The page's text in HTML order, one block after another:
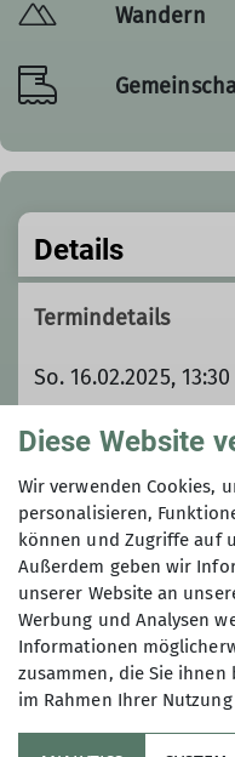
Wandern
Details
Termindetails
So. 16.02.2025,
Organisation
Erich Gehring
0172/
Diese Website
Wir verwenden Cookies,
personalisieren,
können und Zugriffe auf
Außerdem geben wir
unserer Website an
Werbung und Analysen
Informationen
zusammen, die Sie
im Rahmen Ihrer